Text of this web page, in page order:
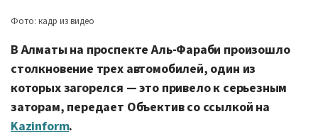
Фото: кадр из видео
В Алматы на проспекте Аль-Фараби произошло
столкновение трех автомобилей, один из
которых загорелся — это привело к серьезным
заторам, передает Объектив со ссылкой на
Kazinform.